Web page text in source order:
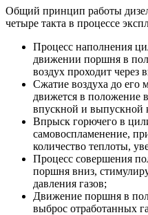
Общий принцип работы
четыре такта в процессе
Процесс наполнения
движении поршня в
воздух проходит через
Сжатие воздуха до его
движется в положение
впускной и выпускной
Впрыск горючего в
самовоспламенение,
количество теплоты,
Процесс совершения
поршня вниз,
давления газов;
Движение поршня в
выброс отработанных